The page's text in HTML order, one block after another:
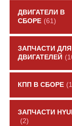
ДВИГАТЕЛИ В
СБОРЕ (61)
ЗАПЧАСТИ ДЛЯ
ДВИГАТЕЛЕЙ
КПП В СБОРЕ
ЗАПЧАСТИ
(2)